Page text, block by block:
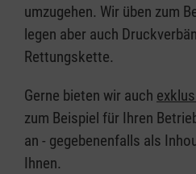
umzugehen. Wir üben zum
legen aber auch
Rettungskette.
Gerne bieten wir auch
zum Beispiel für Ihren
an - gegebenenfalls als
Ihnen.